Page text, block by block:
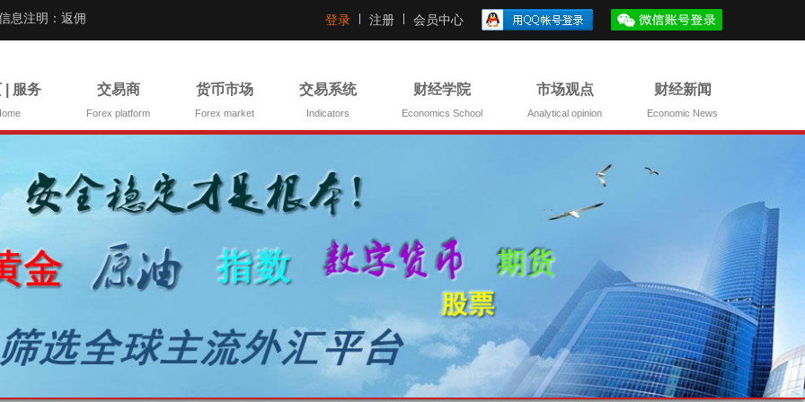
息注明：返佣 登录 注册 会员中心
| 服务 交易商
Forex platform
货币市场
Forex market
交易系统
Indicators
财经学院
Economics School
市场观点
Analytical opinion
财经新闻
Economic News